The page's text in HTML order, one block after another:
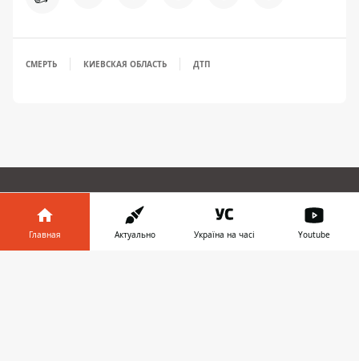
СМЕРТЬ КИЕВСКАЯ ОБЛАСТЬ ДТП
ПРЕДЛОЖИТЬ НОВОСТЬ
Главная Актуально Україна на часі Youtube